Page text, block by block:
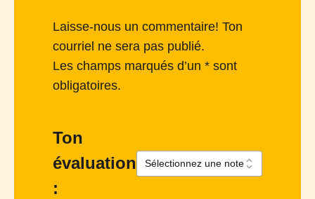
Laisse-nous un commentaire! Ton
courriel ne sera pas publié.
Les champs marqués d’un * sont
obligatoires.
Ton
évaluation
: